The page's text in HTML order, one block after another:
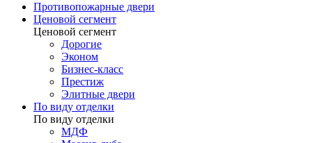
Противопожарные двери
Ценовой сегмент
Ценовой сегмент
Дорогие
Эконом
Бизнес-класс
Престиж
Элитные двери
По виду отделки
По виду отделки
МДФ